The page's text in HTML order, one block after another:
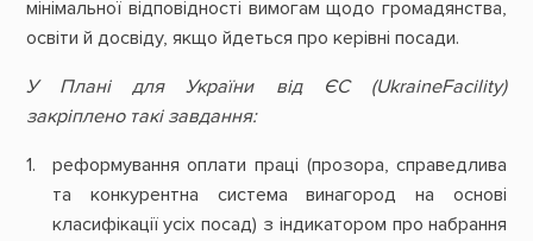
мінімальної відповідності вимогам щодо громадянства,
освіти й досвіду, якщо йдеться про керівні посади.
У Плані для України від ЄС (UkraineFacility)
закріплено такі завдання:
реформування оплати праці (прозора, справедлива
та конкурентна система винагород на основі
класифікації усіх посад) з індикатором про набрання